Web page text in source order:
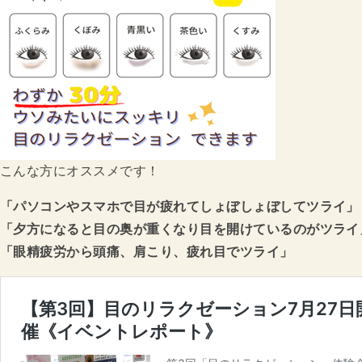
こんな方にオススメです！
「パソコンやスマホで目が疲れてしょぼしょぼしてツライ」
「夕方になると目の奥が重くなり目を開けているのがツラ
「眼精疲労から頭痛、肩こり、疲れ目でツライ」